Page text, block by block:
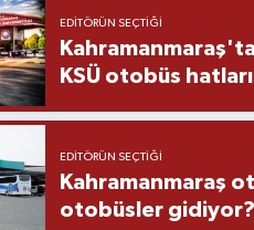
EDITÖRÜN SEÇTIĞI
KSÜ otobüs hatları
EDITÖRÜN SEÇTIĞI
Kahramanmaraş
otobüsler gidiyor?